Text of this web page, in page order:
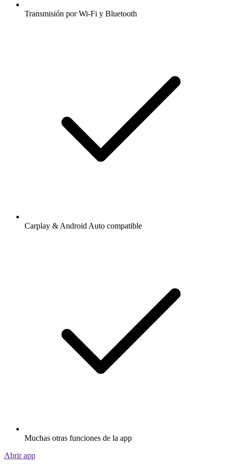
Transmisión por Wi-Fi y Bluetooth
Carplay & Android Auto compatible
Muchas otras funciones de la app
Abrir app